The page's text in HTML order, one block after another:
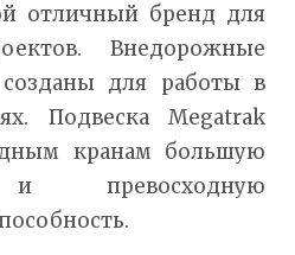
отличный бренд для
Внедорожные
для работы в
Подвеска Megatrak
кранам большую
и превосходную